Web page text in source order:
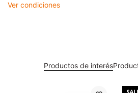
Ver condiciones
Productos de interés